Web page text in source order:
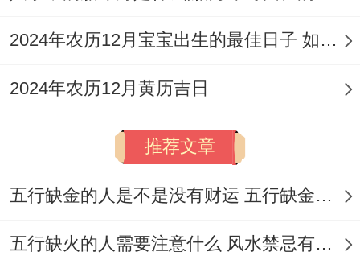
意着日子团圆甜蜜；人丁兴旺，增加新家的
人气还有喜气。
你猜怎么着？!于属马的朋友来说2026年是
本命年做事或许更需要多一份细心！选择入
宅吉日时可以优先考虑与自身生肖相合的日
势、让所有都进一步顺利...
2024年农历12月宝宝出生的最佳日子 如何挑选适合的吉日
2024年农历12月黄历吉日
推荐文章
五行缺金的人是不是没有财运 五行缺金的人命运好不好
五行缺火的人需要注意什么 风水禁忌有哪些